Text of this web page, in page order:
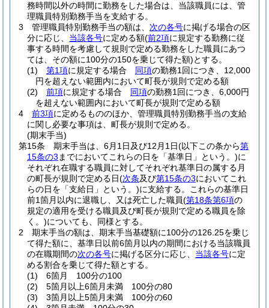
務時間以外の時間に勤務をした場合は、当該職員には、管
理職員特別勤務手当を支給する。
3
管理職員特別勤務手当の額は、 次の各号に掲げる場合の区
分に応じ、 当該各号に定める額(前2項に規定する勤務に従
事する時間を考慮して規則で定める勤務をした職員にあつ
ては、その額に100分の150を乗じて得た額)とする。
(1)
第1項に規定する場合 同項の勤務1回につき、12,000
円を超えない範囲内において町長が規則で定める額
(2)
前項に規定する場合 同項の勤務1回につき、6,000円
を超えない範囲内において町長が規則で定める額
4
前3項に定めるもののほか、管理職員特別勤務手当の支給
に関し必要な事項は、町長が規則で定める。
(期末手当)
第15条
期末手当は、6月1日及び12月1日(以下この条から第
15条の3 までにおいてこれらの日を「基準日」という。)に
それぞれ在職する職員に対してそれぞれ基準日の属する月
の町長が規則で定める日(次条及び第15条の3においてこれ
らの日を「支給日」という。)に支給する。
これらの基準日
前1箇月以内に退職し、又は死亡した職員(第18条第6項の
規定の適用を受ける職員及び町長が規則で定める職員を除
く。)についても、同様とする。
2
期末手当の額は、期末手当基礎額に100分の126.25を乗じ
て得た額に、基準日以前6箇月以内の期間における当該職員
の在職期間の次の各号に掲げる区分に応じ、 当該各号に定
める割合を乗じて得た額とする。
(1)
6箇月 100分の100
(2)
5箇月以上6箇月未満 100分の80
(3)
3箇月以上5箇月未満 100分の60